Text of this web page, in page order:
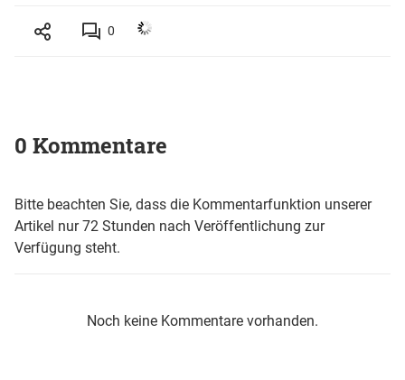
0
0 Kommentare
Bitte beachten Sie, dass die Kommentarfunktion unserer
Artikel nur 72 Stunden nach Veröffentlichung zur
Verfügung steht.
Noch keine Kommentare vorhanden.